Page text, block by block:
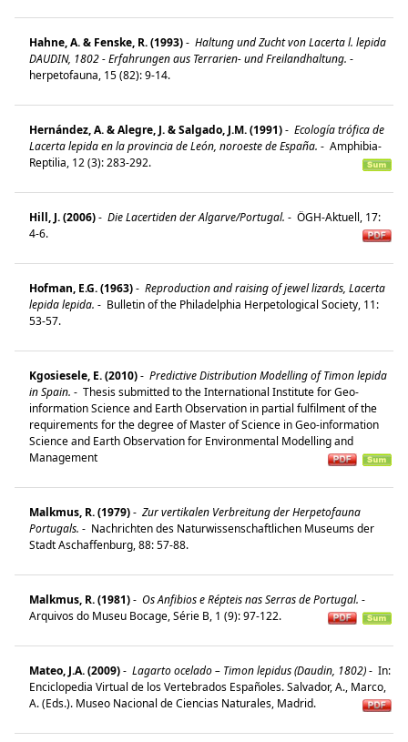
Hahne, A. & Fenske, R. (1993)- Haltung und Zucht von Lacerta l. lepida
DAUDIN, 1802 - Erfahrungen aus Terrarien- und Freilandhaltung. -
herpetofauna, 15 (82): 9-14.
Hernández, A. & Alegre, J. & Salgado, J.M. (1991)- Ecología trófica de
Lacerta lepida en la provincia de León, noroeste de España. - Amphibia-
Reptilia, 12 (3): 283-292.
Hill, J. (2006)- Die Lacertiden der Algarve/Portugal. - ÖGH-Aktuell, 17:
4-6.
Hofman, E.G. (1963)- Reproduction and raising of jewel lizards, Lacerta
lepida lepida. - Bulletin of the Philadelphia Herpetological Society, 11:
53-57.
Kgosiesele, E. (2010)- Predictive Distribution Modelling of Timon lepida
in Spain. - Thesis submitted to the International Institute for Geo-
information Science and Earth Observation in partial fulfilment of the
requirements for the degree of Master of Science in Geo-information
Science and Earth Observation for Environmental Modelling and
Management
Malkmus, R. (1979)- Zur vertikalen Verbreitung der Herpetofauna
Portugals. - Nachrichten des Naturwissenschaftlichen Museums der
Stadt Aschaffenburg, 88: 57-88.
Malkmus, R. (1981)- Os Anfibios e Répteis nas Serras de Portugal. -
Arquivos do Museu Bocage, Série B, 1 (9): 97-122.
Mateo, J.A. (2009)- Lagarto ocelado – Timon lepidus (Daudin, 1802)- In:
Enciclopedia Virtual de los Vertebrados Españoles. Salvador, A., Marco,
A. (Eds.). Museo Nacional de Ciencias Naturales, Madrid.